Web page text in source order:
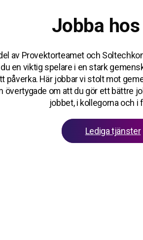
Jobba
av Provektorteamet och
en viktig spelare i en stark
påverka. Här jobbar vi stolt mot
övertygade om att du gör ett bättre
jobbet, i kollegorna och i
Lediga tjänster